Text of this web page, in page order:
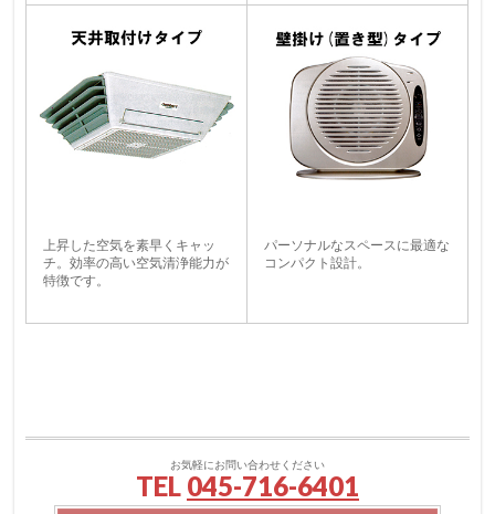
上昇した空気を素早くキャッ
チ。効率の高い空気清浄能力が
特徴です。
パーソナルなスペースに最適な
コンパクト設計。
お気軽にお問い合わせください
TEL 045-716-6401